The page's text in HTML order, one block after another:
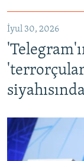
İyul 30, 2026